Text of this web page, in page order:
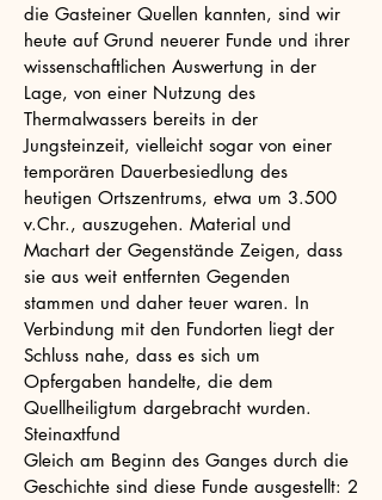
die Gasteiner Quellen kannten, sind wir
heute auf Grund neuerer Funde und ihrer
wissenschaftlichen Auswertung in der
Lage, von einer Nutzung des
Thermalwassers bereits in der
Jungsteinzeit, vielleicht sogar von einer
temporären Dauerbesiedlung des
heutigen Ortszentrums, etwa um 3.500
v.Chr., auszugehen. Material und
Machart der Gegenstände Zeigen, dass
sie aus weit entfernten Gegenden
stammen und daher teuer waren. In
Verbindung mit den Fundorten liegt der
Schluss nahe, dass es sich um
Opfergaben handelte, die dem
Quellheiligtum dargebracht wurden.
Steinaxtfund
Gleich am Beginn des Ganges durch die
Geschichte sind diese Funde ausgestellt: 2